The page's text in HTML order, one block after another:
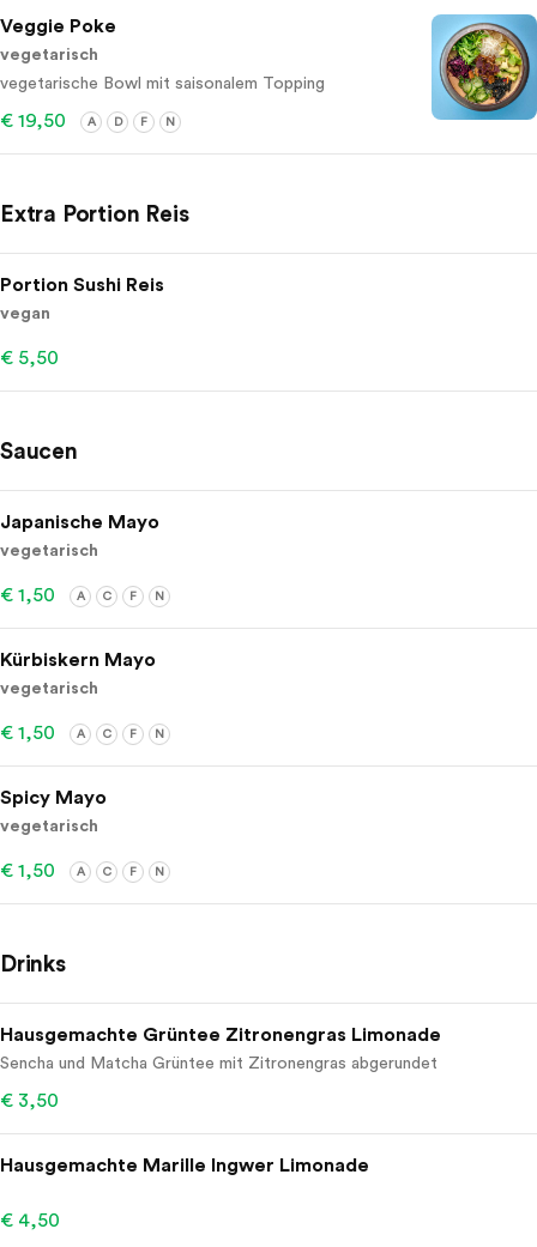
Veggie Poke
vegetarisch
vegetarische Bowl mit saisonalem Topping
€ 19,50 A D F N
Extra Portion Reis
Portion Sushi Reis
vegan
€ 5,50
Saucen
Japanische Mayo
vegetarisch
€ 1,50 A C F N
Kürbiskern Mayo
vegetarisch
€ 1,50 A C F N
Spicy Mayo
vegetarisch
€ 1,50 A C F N
Drinks
Hausgemachte Grüntee Zitronengras Limonade
Sencha und Matcha Grüntee mit Zitronengras abgerundet
€ 3,50
Hausgemachte Marille Ingwer Limonade
€ 4,50